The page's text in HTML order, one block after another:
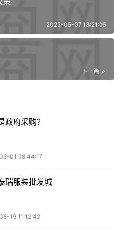
2023-05-07 13:21:05
下一篇
政府采购？
01 08:44:17
瑞服装批发城
19 11:12:42